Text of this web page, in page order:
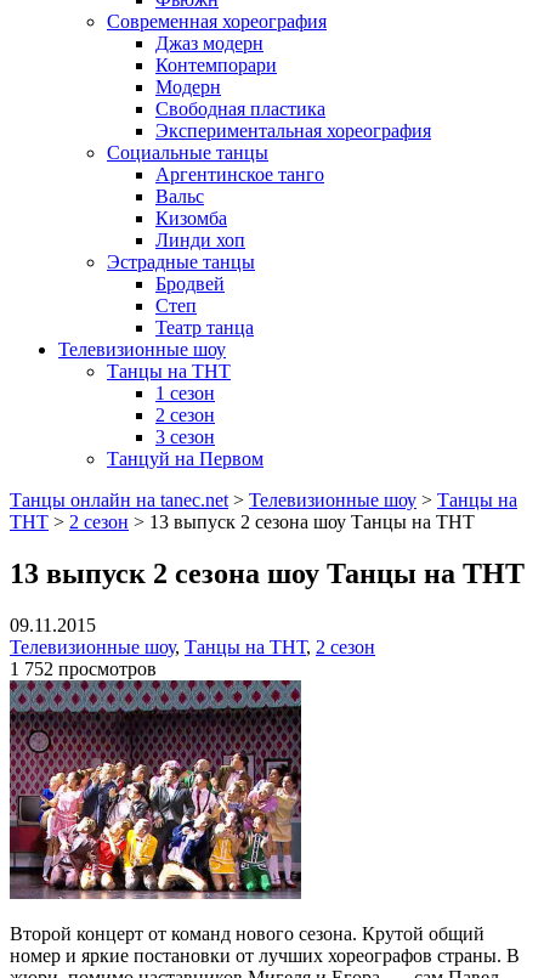
Современная хореография
Джаз модерн
Контемпорари
Модерн
Свободная пластика
Экспериментальная хореография
Социальные танцы
Аргентинское танго
Вальс
Кизомба
Линди хоп
Эстрадные танцы
Бродвей
Степ
Театр танца
Телевизионные шоу
Танцы на ТНТ
1 сезон
2 сезон
3 сезон
Танцуй на Первом
Танцы онлайн на tanec.net > Телевизионные шоу > Танцы на
ТНТ > 2 сезон > 13 выпуск 2 сезона шоу Танцы на ТНТ
13 выпуск 2 сезона шоу Танцы на ТНТ
09.11.2015
Телевизионные шоу, Танцы на ТНТ, 2 сезон
1 752 просмотров
Второй концерт от команд нового сезона. Крутой общий
номер и яркие постановки от лучших хореографов страны. В